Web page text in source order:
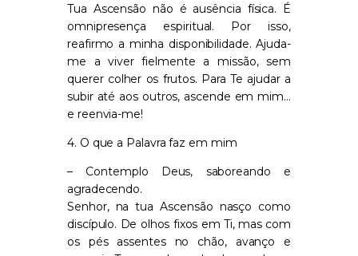
Tua Ascensão não é ausência física. É
omnipresença espiritual. Por isso,
reafirmo a minha disponibilidade. Ajuda-
me a viver fielmente a missão, sem
querer colher os frutos. Para Te ajudar a
subir até aos outros, ascende em mim…
e reenvia-me!
4. O que a Palavra faz em mim
– Contemplo Deus, saboreando e
agradecendo.
Senhor, na tua Ascensão nasço como
discípulo. De olhos fixos em Ti, mas com
os pés assentes no chão, avanço e